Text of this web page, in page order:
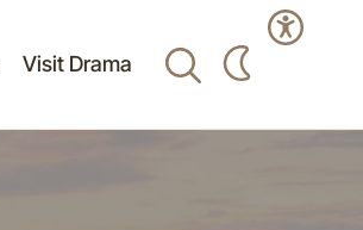
Visit Drama